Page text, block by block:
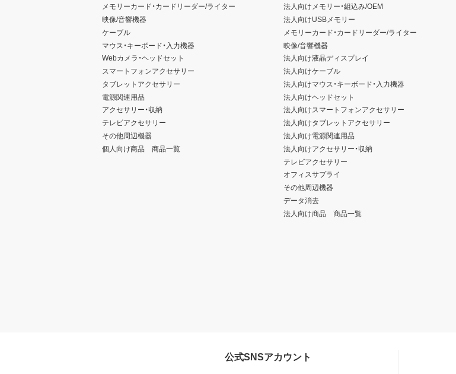
メモリーカード・カードリーダー/ライター
映像/音響機器
ケーブル
マウス・キーボード・入力機器
Webカメラ・ヘッドセット
スマートフォンアクセサリー
タブレットアクセサリー
電源関連用品
アクセサリー・収納
テレビアクセサリー
その他周辺機器
個人向け商品 商品一覧
法人向けメモリー・組込み/OEM
法人向けUSBメモリー
メモリーカード・カードリーダー/ライター
映像/音響機器
法人向け液晶ディスプレイ
法人向けケーブル
法人向けマウス・キーボード・入力機器
法人向けヘッドセット
法人向けスマートフォンアクセサリー
法人向けタブレットアクセサリー
法人向け電源関連用品
法人向けアクセサリー・収納
テレビアクセサリー
オフィスサプライ
その他周辺機器
データ消去
法人向け商品 商品一覧
公式SNSアカウント